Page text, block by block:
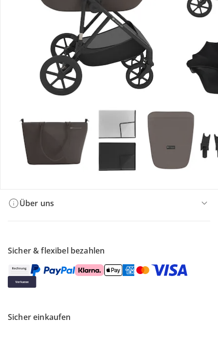
Bestellung & Lieferung
Retoure & Reklamation
Gutscheine & Aktionen
Kontakt & Service
Filialen & Beratung
Über uns
Sicher & flexibel bezahlen
Sicher einkaufen